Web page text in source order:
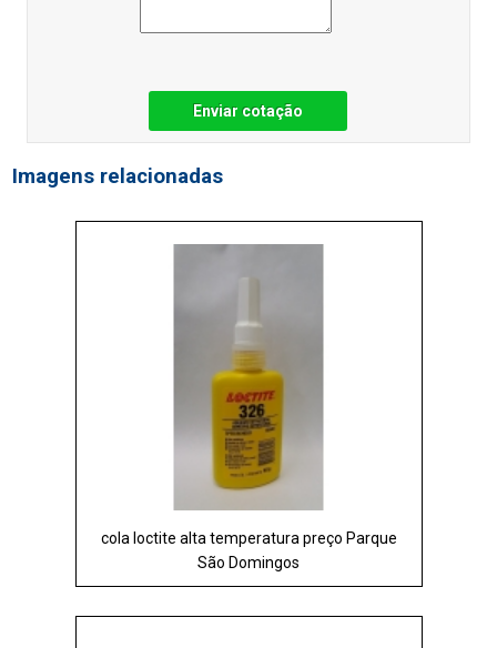
Enviar cotação
Imagens relacionadas
cola loctite alta temperatura preço Parque
São Domingos